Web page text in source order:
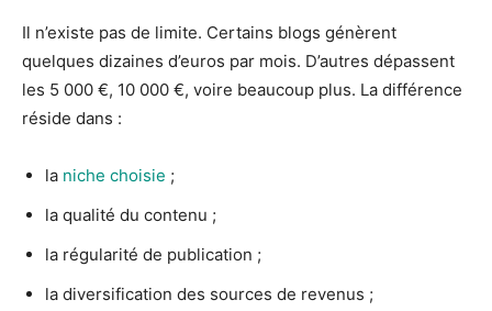
Il n’existe pas de limite. Certains blogs génèrent
quelques dizaines d’euros par mois. D’autres dépassent
les 5 000 €, 10 000 €, voire beaucoup plus. La différence
réside dans :
la niche choisie ;
la qualité du contenu ;
la régularité de publication ;
la diversification des sources de revenus ;